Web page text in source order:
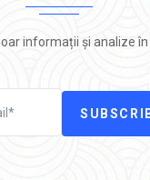
informații și analize